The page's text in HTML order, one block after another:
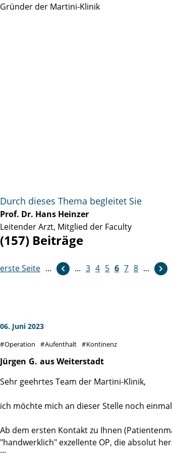
Gründer der Martini-Klinik
Durch dieses Thema begleitet Sie
Prof. Dr. Hans Heinzer
Leitender Arzt, Mitglied der Faculty
(157) Beiträge
erste Seite ... ... 3 4 5 6 7 8 ...
weiter
06. Juni 2023
Operation Aufenthalt Kontinenz
Jürgen G. aus Weiterstadt
Sehr geehrtes Team der Martini-Klinik,
ich möchte mich an dieser Stelle noch
Ab dem ersten Kontakt zu Ihnen
"handwerklich" exzellente OP, die absolut
durch das AHB-Team, das kulinarische